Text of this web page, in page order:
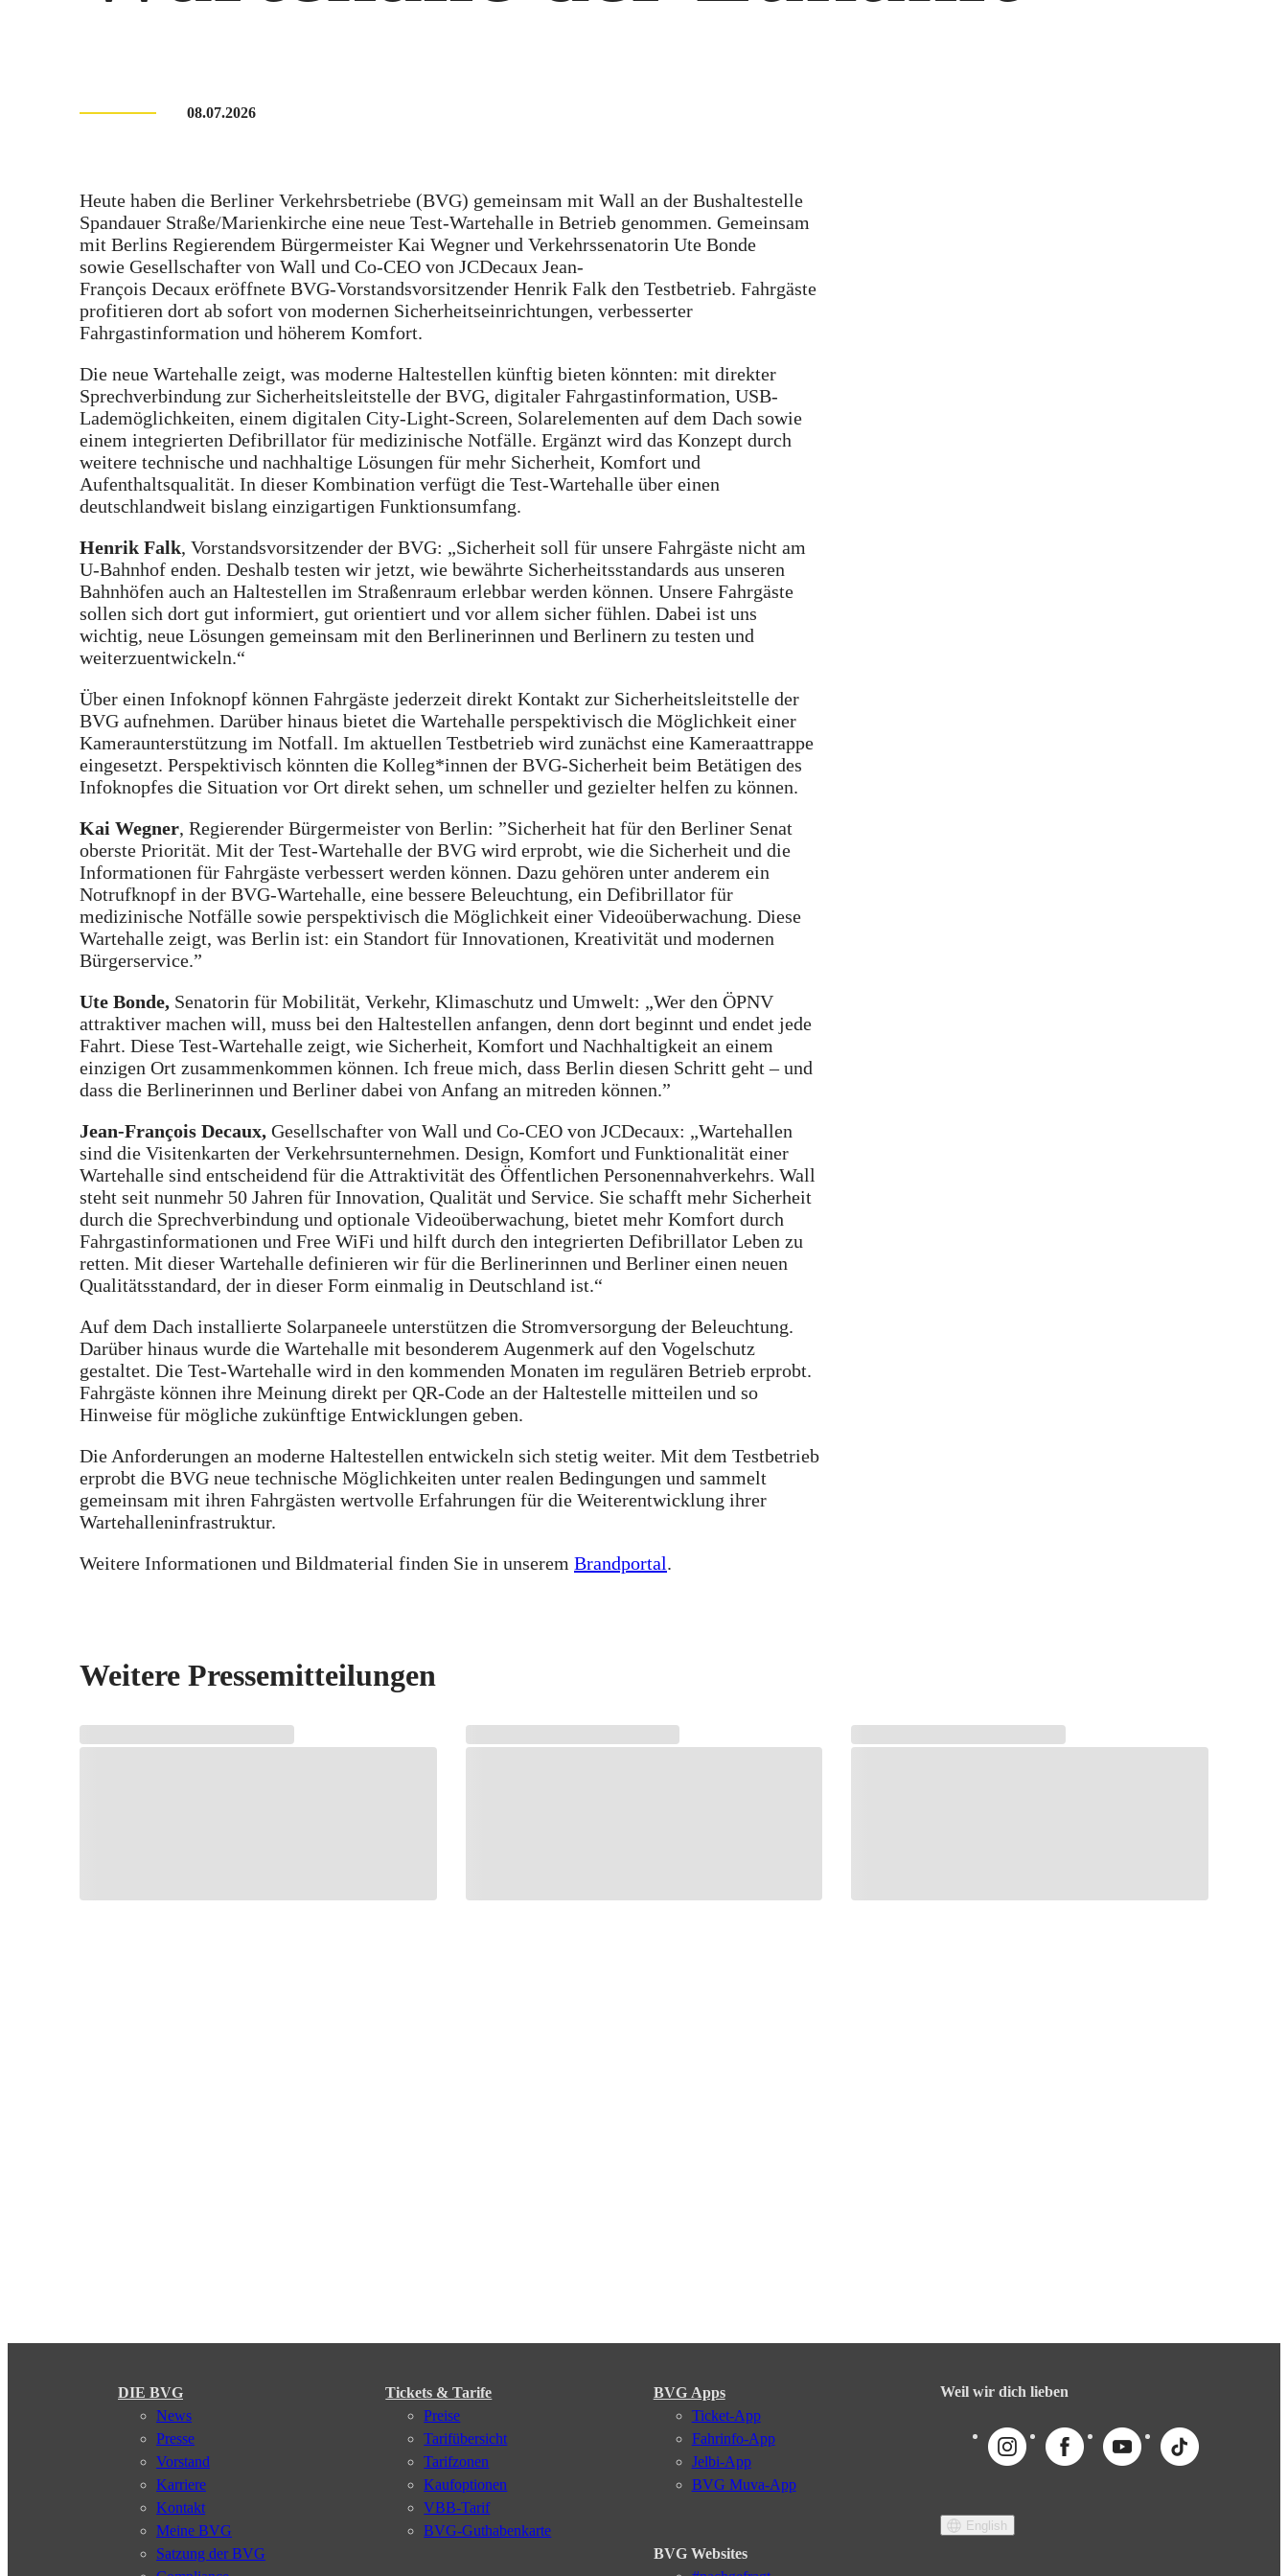
08.07.2026
Heute haben die Berliner Verkehrsbetriebe (BVG) gemeinsam mit Wall an der Bushaltestelle
Spandauer Straße/Marienkirche eine neue Test-Wartehalle in Betrieb genommen. Gemeinsam
mit Berlins Regierendem Bürgermeister Kai Wegner und Verkehrssenatorin Ute Bonde
sowie Gesellschafter von Wall und Co-CEO von JCDecaux Jean-
François Decaux eröffnete BVG-Vorstandsvorsitzender Henrik Falk den Testbetrieb. Fahrgäste
profitieren dort ab sofort von modernen Sicherheitseinrichtungen, verbesserter
Fahrgastinformation und höherem Komfort.
Die neue Wartehalle zeigt, was moderne Haltestellen künftig bieten könnten: mit direkter
Sprechverbindung zur Sicherheitsleitstelle der BVG, digitaler Fahrgastinformation, USB-
Lademöglichkeiten, einem digitalen City-Light-Screen, Solarelementen auf dem Dach sowie
einem integrierten Defibrillator für medizinische Notfälle. Ergänzt wird das Konzept durch
weitere technische und nachhaltige Lösungen für mehr Sicherheit, Komfort und
Aufenthaltsqualität. In dieser Kombination verfügt die Test-Wartehalle über einen
deutschlandweit bislang einzigartigen Funktionsumfang.
Henrik Falk, Vorstandsvorsitzender der BVG: „Sicherheit soll für unsere Fahrgäste nicht am
U-Bahnhof enden. Deshalb testen wir jetzt, wie bewährte Sicherheitsstandards aus unseren
Bahnhöfen auch an Haltestellen im Straßenraum erlebbar werden können. Unsere Fahrgäste
sollen sich dort gut informiert, gut orientiert und vor allem sicher fühlen. Dabei ist uns
wichtig, neue Lösungen gemeinsam mit den Berlinerinnen und Berlinern zu testen und
weiterzuentwickeln.“
Über einen Infoknopf können Fahrgäste jederzeit direkt Kontakt zur Sicherheitsleitstelle der
BVG aufnehmen. Darüber hinaus bietet die Wartehalle perspektivisch die Möglichkeit einer
Kameraunterstützung im Notfall. Im aktuellen Testbetrieb wird zunächst eine Kameraattrappe
eingesetzt. Perspektivisch könnten die Kolleg*innen der BVG-Sicherheit beim Betätigen des
Infoknopfes die Situation vor Ort direkt sehen, um schneller und gezielter helfen zu können.
Kai Wegner, Regierender Bürgermeister von Berlin: ”Sicherheit hat für den Berliner Senat
oberste Priorität. Mit der Test-Wartehalle der BVG wird erprobt, wie die Sicherheit und die
Informationen für Fahrgäste verbessert werden können. Dazu gehören unter anderem ein
Notrufknopf in der BVG-Wartehalle, eine bessere Beleuchtung, ein Defibrillator für
medizinische Notfälle sowie perspektivisch die Möglichkeit einer Videoüberwachung. Diese
Wartehalle zeigt, was Berlin ist: ein Standort für Innovationen, Kreativität und modernen
Bürgerservice.”
Ute Bonde, Senatorin für Mobilität, Verkehr, Klimaschutz und Umwelt: „Wer den ÖPNV
attraktiver machen will, muss bei den Haltestellen anfangen, denn dort beginnt und endet jede
Fahrt. Diese Test-Wartehalle zeigt, wie Sicherheit, Komfort und Nachhaltigkeit an einem
einzigen Ort zusammenkommen können. Ich freue mich, dass Berlin diesen Schritt geht – und
dass die Berlinerinnen und Berliner dabei von Anfang an mitreden können.”
Jean-François Decaux, Gesellschafter von Wall und Co-CEO von JCDecaux: „Wartehallen
sind die Visitenkarten der Verkehrsunternehmen. Design, Komfort und Funktionalität einer
Wartehalle sind entscheidend für die Attraktivität des Öffentlichen Personennahverkehrs. Wall
steht seit nunmehr 50 Jahren für Innovation, Qualität und Service. Sie schafft mehr Sicherheit
durch die Sprechverbindung und optionale Videoüberwachung, bietet mehr Komfort durch
Fahrgastinformationen und Free WiFi und hilft durch den integrierten Defibrillator Leben zu
retten. Mit dieser Wartehalle definieren wir für die Berlinerinnen und Berliner einen neuen
Qualitätsstandard, der in dieser Form einmalig in Deutschland ist.“
Auf dem Dach installierte Solarpaneele unterstützen die Stromversorgung der Beleuchtung.
Darüber hinaus wurde die Wartehalle mit besonderem Augenmerk auf den Vogelschutz
gestaltet. Die Test-Wartehalle wird in den kommenden Monaten im regulären Betrieb erprobt.
Fahrgäste können ihre Meinung direkt per QR-Code an der Haltestelle mitteilen und so
Hinweise für mögliche zukünftige Entwicklungen geben.
Die Anforderungen an moderne Haltestellen entwickeln sich stetig weiter. Mit dem Testbetrieb
erprobt die BVG neue technische Möglichkeiten unter realen Bedingungen und sammelt
gemeinsam mit ihren Fahrgästen wertvolle Erfahrungen für die Weiterentwicklung ihrer
Wartehalleninfrastruktur.
Weitere Informationen und Bildmaterial finden Sie in unserem Brandportal.
Weitere Pressemitteilungen
DIE BVG
News
Presse
Vorstand
Karriere
Kontakt
Meine BVG
Satzung der BVG
Tickets & Tarife
Preise
Tarifübersicht
Tarifzonen
Kaufoptionen
VBB-Tarif
BVG-Guthabenkarte
BVG Apps
Ticket-App
Fahrinfo-App
Jelbi-App
BVG Muva-App
BVG Websites
Weil wir dich lieben
English